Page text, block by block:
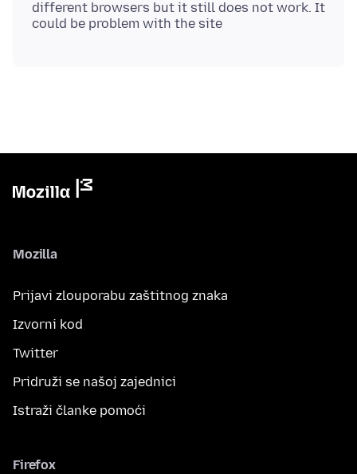
different browsers but it still does not work. It
Mozilla
Prijavi zlouporabu zaštitnog znaka
Izvorni kod
Twitter
Pridruži se našoj zajednici
Istraži članke pomoći
Firefox